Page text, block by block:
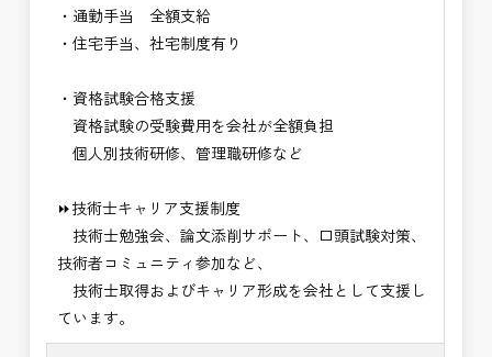
・通勤手当 全額支給
・住宅手当、社宅制度有り
・資格試験合格支援
資格試験の受験費用を会社が全額負担
個人別技術研修、管理職研修など
⏩技術士キャリア支援制度
技術士勉強会、論文添削サポート、口頭試験対策、
技術者コミュニティ参加など、
技術士取得およびキャリア形成を会社として支援し
ています。